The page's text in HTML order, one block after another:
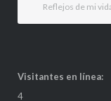
Reflejos de mi
Visitantes en línea:
4